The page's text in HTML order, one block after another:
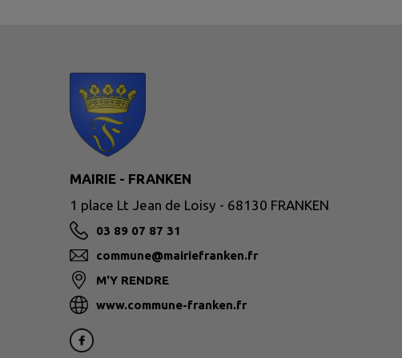
MAIRIE - FRANKEN
1 place Lt Jean de Loisy - 68130 FRANKEN
03 89 07 87 31
commune@mairiefranken.fr
M'Y RENDRE
www.commune-franken.fr